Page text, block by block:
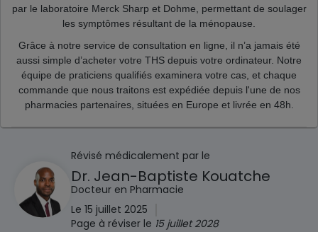
par le laboratoire Merck Sharp et Dohme, permettant de soulager
les symptômes résultant de la ménopause.
Grâce à notre service de consultation en ligne, il n’a jamais été
aussi simple d’acheter votre THS depuis votre ordinateur. Notre
équipe de praticiens qualifiés examinera votre cas, et chaque
commande que nous traitons est expédiée depuis l'une de nos
pharmacies partenaires, situées en Europe et livrée en 48h.
Révisé médicalement par le
Dr. Jean-Baptiste Kouatche
Docteur en Pharmacie
Le 15 juillet 2025
Page à réviser le 15 juillet 2028